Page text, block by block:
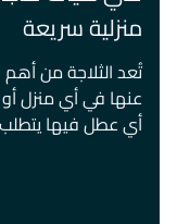
منزلية سريعة
تُعد الثلاجة من أهم
عنها في أي منزل
أي عطل فيها يتطلب